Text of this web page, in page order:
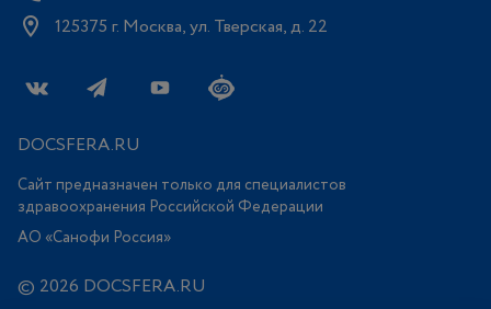
125375 г. Москва, ул. Тверская, д. 22
DOCSFERA.RU
Сайт предназначен только для специалистов
здравоохранения Российской Федерации
АО «Санофи Россия»
© 2026 DOCSFERA.RU